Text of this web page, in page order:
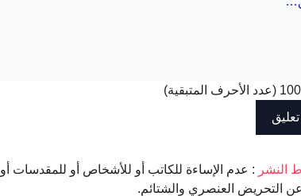
(عدد الأحرف المتبقية)
النشر : عدم الإساءة للكاتب أو للأشخاص أو للمقدسات أو
عن التحريض العنصري والشتائم.